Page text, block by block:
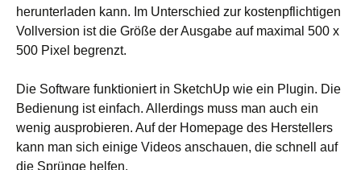
herunterladen kann. Im Unterschied zur kostenpflichtigen
Vollversion ist die Größe der Ausgabe auf maximal 500 x
500 Pixel begrenzt.
Die Software funktioniert in SketchUp wie ein Plugin. Die
Bedienung ist einfach. Allerdings muss man auch ein
wenig ausprobieren. Auf der Homepage des Herstellers
kann man sich einige Videos anschauen, die schnell auf
die Sprünge helfen.